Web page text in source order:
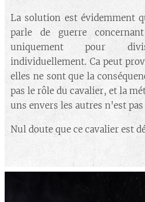
La solution est évidemment
parle de guerre
uniquement pour
individuellement. Ca peut
elles ne sont que la
pas le rôle du cavalier, et la
uns envers les autres n'est
Nul doute que ce cavalier est